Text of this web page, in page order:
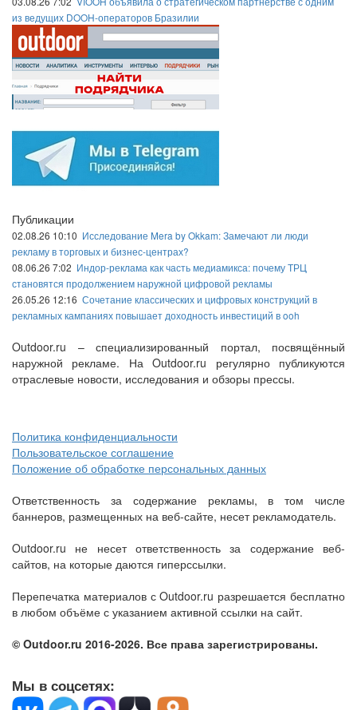
из ведущих DOOH-операторов Бразилии
Публикации
02.08.26 10:10 Исследование Mera by Okkam: Замечают ли люди
рекламу в торговых и бизнес-центрах?
08.06.26 7:02 Индор-реклама как часть медиамикса: почему ТРЦ
становятся продолжением наружной цифровой рекламы
26.05.26 12:16 Сочетание классических и цифровых конструкций в
рекламных кампаниях повышает доходность инвестиций в ooh
Outdoor.ru – специализированный портал, посвящённый
наружной рекламе. На Outdoor.ru регулярно публикуются
отраслевые новости, исследования и обзоры прессы.
Политика конфиденциальности
Пользовательское соглашение
Положение об обработке персональных данных
Ответственность за содержание рекламы, в том числе
баннеров, размещенных на веб-сайте, несет рекламодатель.
Outdoor.ru не несет ответственность за содержание веб-
сайтов, на которые даются гиперссылки.
Перепечатка материалов с Outdoor.ru разрешается бесплатно
в любом объёме с указанием активной ссылки на сайт.
© Outdoor.ru 2016-2026. Все права зарегистрированы.
Мы в соцсетях: